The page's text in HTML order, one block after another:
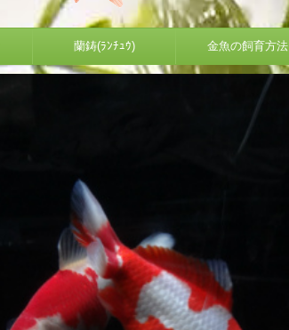
蘭鋳(ﾗﾝﾁｭｳ) 金魚の飼育方法